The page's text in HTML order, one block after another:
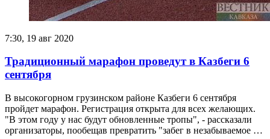
7:30, 19 авг 2020
Традиционный марафон проведут в Казбеги 6
сентября
В высокогорном грузинском районе Казбеги 6 сентября
пройдет марафон. Регистрация открыта для всех желающих.
"В этом году у нас будут обновленные тропы", - рассказали
организаторы, пообещав превратить "забег в незабываемое …